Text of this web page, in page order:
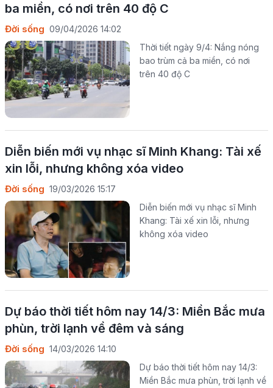
ba miền, có nơi trên 40 độ C
Đời sống 09/04/2026 14:02
Thời tiết ngày 9/4: Nắng nóng
bao trùm cả ba miền, có nơi
trên 40 độ C
Diễn biến mới vụ nhạc sĩ Minh Khang: Tài xế
xin lỗi, nhưng không xóa video
Đời sống 19/03/2026 15:17
Diễn biến mới vụ nhạc sĩ Minh
Khang: Tài xế xin lỗi, nhưng
không xóa video
Dự báo thời tiết hôm nay 14/3: Miền Bắc mưa
phùn, trời lạnh về đêm và sáng
Đời sống 14/03/2026 14:10
Dự báo thời tiết hôm nay 14/3:
Miền Bắc mưa phùn, trời lạnh về